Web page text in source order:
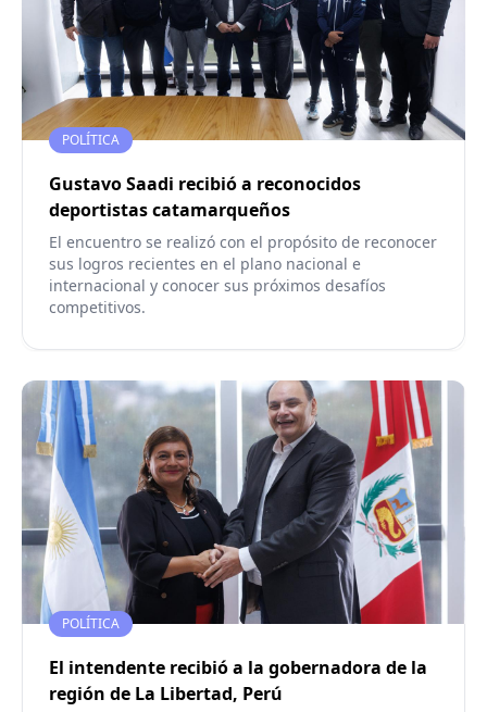
POLÍTICA
Gustavo Saadi recibió a reconocidos
deportistas catamarqueños
El encuentro se realizó con el propósito de reconocer
sus logros recientes en el plano nacional e
internacional y conocer sus próximos desafíos
competitivos.
POLÍTICA
El intendente recibió a la gobernadora de la
región de La Libertad, Perú